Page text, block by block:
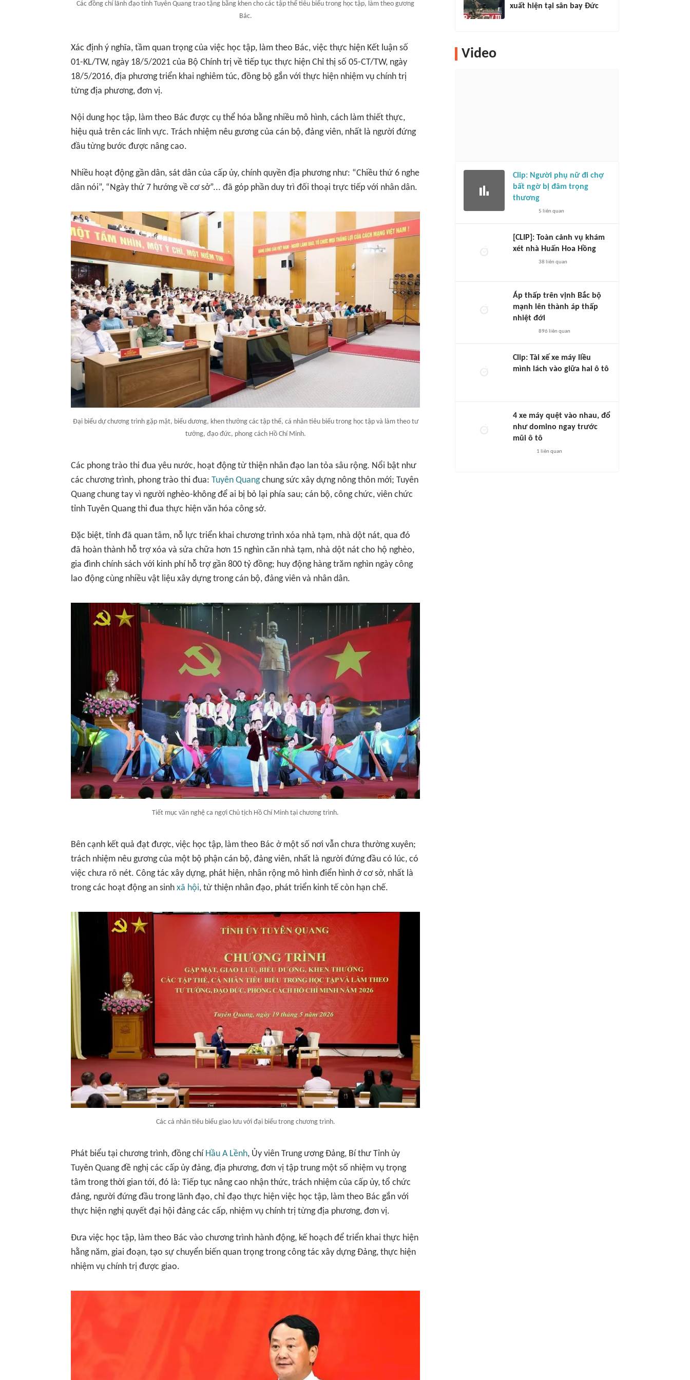
Các đồng chí lãnh đạo tỉnh Tuyên Quang trao tặng bằng khen cho các tập thể tiêu biểu trong học tập, làm theo gương
Bác.
Xác định ý nghĩa, tầm quan trọng của việc học tập, làm theo Bác, việc thực hiện Kết luận số
01-KL/TW, ngày 18/5/2021 của Bộ Chính trị về tiếp tục thực hiện Chỉ thị số 05-CT/TW, ngày
18/5/2016, địa phương triển khai nghiêm túc, đồng bộ gắn với thực hiện nhiệm vụ chính trị
từng địa phương, đơn vị.
Nội dung học tập, làm theo Bác được cụ thể hóa bằng nhiều mô hình, cách làm thiết thực,
hiệu quả trên các lĩnh vực. Trách nhiệm nêu gương của cán bộ, đảng viên, nhất là người đứng
đầu từng bước được nâng cao.
Nhiều hoạt động gần dân, sát dân của cấp ủy, chính quyền địa phương như: “Chiều thứ 6 nghe
dân nói”, “Ngày thứ 7 hướng về cơ sở”... đã góp phần duy trì đối thoại trực tiếp với nhân dân.
Đại biểu dự chương trình gặp mặt, biểu dương, khen thưởng các tập thể, cá nhân tiêu biểu trong học tập và làm theo tư
tưởng, đạo đức, phong cách Hồ Chí Minh.
Các phong trào thi đua yêu nước, hoạt động từ thiện nhân đạo lan tỏa sâu rộng. Nổi bật như
các chương trình, phong trào thi đua: Tuyên Quangchung sức xây dựng nông thôn mới; Tuyên
Quang chung tay vì người nghèo-không để ai bị bỏ lại phía sau; cán bộ, công chức, viên chức
tỉnh Tuyên Quang thi đua thực hiện văn hóa công sở.
Đặc biệt, tỉnh đã quan tâm, nỗ lực triển khai chương trình xóa nhà tạm, nhà dột nát, qua đó
đã hoàn thành hỗ trợ xóa và sửa chữa hơn 15 nghìn căn nhà tạm, nhà dột nát cho hộ nghèo,
gia đình chính sách với kinh phí hỗ trợ gần 800 tỷ đồng; huy động hàng trăm nghìn ngày công
lao động cùng nhiều vật liệu xây dựng trong cán bộ, đảng viên và nhân dân.
Tiết mục văn nghệ ca ngợi Chủ tịch Hồ Chí Minh tại chương trình.
Bên cạnh kết quả đạt được, việc học tập, làm theo Bác ở một số nơi vẫn chưa thường xuyên;
trách nhiệm nêu gương của một bộ phận cán bộ, đảng viên, nhất là người đứng đầu có lúc, có
việc chưa rõ nét. Công tác xây dựng, phát hiện, nhân rộng mô hình điển hình ở cơ sở, nhất là
trong các hoạt động an sinh xã hội, từ thiện nhân đạo, phát triển kinh tế còn hạn chế.
Các cá nhân tiêu biểu giao lưu với đại biểu trong chương trình.
Phát biểu tại chương trình, đồng chí Hầu A Lềnh, Ủy viên Trung ương Đảng, Bí thư Tỉnh ủy
Tuyên Quang đề nghị các cấp ủy đảng, địa phương, đơn vị tập trung một số nhiệm vụ trọng
tâm trong thời gian tới, đó là: Tiếp tục nâng cao nhận thức, trách nhiệm của cấp ủy, tổ chức
đảng, người đứng đầu trong lãnh đạo, chỉ đạo thực hiện việc học tập, làm theo Bác gắn với
thực hiện nghị quyết đại hội đảng các cấp, nhiệm vụ chính trị từng địa phương, đơn vị.
Đưa việc học tập, làm theo Bác vào chương trình hành động, kế hoạch để triển khai thực hiện
hằng năm, giai đoạn, tạo sự chuyển biến quan trọng trong công tác xây dựng Đảng, thực hiện
nhiệm vụ chính trị được giao.
xuất hiện tại sân bay Đức
Video
Clip: Người phụ nữ đi chợ
bất ngờ bị đâm trọng
thương
5 liên quan
[CLIP]: Toàn cảnh vụ khám
xét nhà Huấn Hoa Hồng
38 liên quan
Áp thấp trên vịnh Bắc bộ
mạnh lên thành áp thấp
nhiệt đới
896 liên quan
Clip: Tài xế xe máy liều
mình lách vào giữa hai ô tô
4 xe máy quệt vào nhau, đổ
như domino ngay trước
mũi ô tô
1 liên quan